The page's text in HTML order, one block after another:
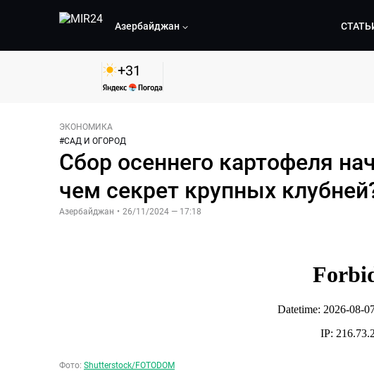
Азербайджан
+31
ЭКОНОМИКА
#САД И ОГОРОД
Сбор осеннего картофеля
чем секрет крупных
Азербайджан • 26/11/2024 — 17:18
Фото: Shutterstock/FOTODOM